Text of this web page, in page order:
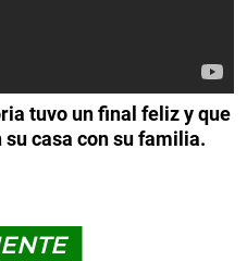
tuvo un final feliz y que
su casa con su familia.